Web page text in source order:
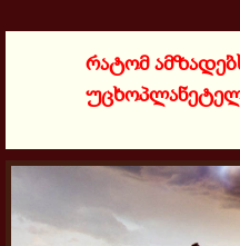
რატომ